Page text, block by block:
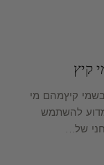
קיץ
קיץמהם מי
להשתמש
של…